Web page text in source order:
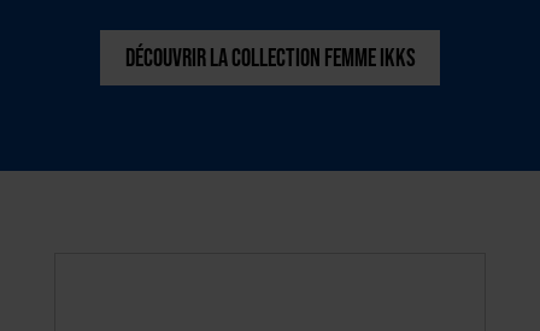
DÉCOUVRIR LA COLLECTION FEMME IKKS